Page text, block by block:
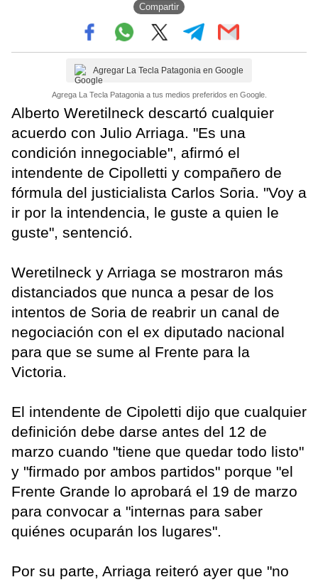
Compartir
Agregar La Tecla Patagonia en Google
Agrega La Tecla Patagonia a tus medios preferidos en Google.
Alberto Weretilneck descartó cualquier
acuerdo con Julio Arriaga. "Es una
condición innegociable", afirmó el
intendente de Cipolletti y compañero de
fórmula del justicialista Carlos Soria. "Voy a
ir por la intendencia, le guste a quien le
guste", sentenció.
Weretilneck y Arriaga se mostraron más
distanciados que nunca a pesar de los
intentos de Soria de reabrir un canal de
negociación con el ex diputado nacional
para que se sume al Frente para la
Victoria.
El intendente de Cipoletti dijo que cualquier
definición debe darse antes del 12 de
marzo cuando "tiene que quedar todo listo"
y "firmado por ambos partidos" porque "el
Frente Grande lo aprobará el 19 de marzo
para convocar a "internas para saber
quiénes ocuparán los lugares".
Por su parte, Arriaga reiteró ayer que "no